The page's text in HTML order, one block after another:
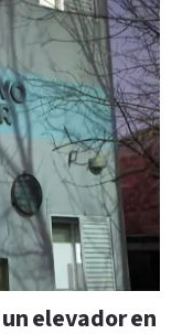
elevador en